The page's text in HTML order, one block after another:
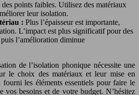
points faibles. Utilisez des matériaux
leur isolation.
: Plus l’épaisseur est importante,
L’impact est plus significatif pour des
l’amélioration diminue
de l’isolation phonique nécessite une
le choix des matériaux et leur mise en
les éléments essentiels pour faire le
vos besoins et de votre budget. N’hésitez